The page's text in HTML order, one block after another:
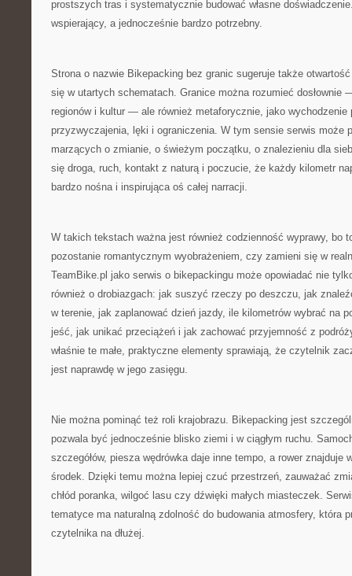
prostszych tras i systematycznie budować własne
wspierający, a jednocześnie bardzo potrzebny.
Strona o nazwie Bikepacking bez granic sugeruje także
się w utartych schematach. Granice można rozumieć dosłownie
regionów i kultur — ale również metaforycznie, jako wychodzenie
przyzwyczajenia, lęki i ograniczenia. W tym sensie serwis może
marzących o zmianie, o świeżym początku, o znalezieniu dla
się droga, ruch, kontakt z naturą i poczucie, że każdy kilometr
bardzo nośna i inspirująca oś całej narracji.
W takich tekstach ważna jest również codzienność wyprawy, bo
pozostanie romantycznym wyobrażeniem, czy zamieni się w
TeamBike.pl jako serwis o bikepackingu może opowiadać nie
również o drobiazgach: jak suszyć rzeczy po deszczu, jak
w terenie, jak zaplanować dzień jazdy, ile kilometrów wybrać na
jeść, jak unikać przeciążeń i jak zachować przyjemność z
właśnie te małe, praktyczne elementy sprawiają, że czytelnik
jest naprawdę w jego zasięgu.
Nie można pominąć też roli krajobrazu. Bikepacking jest
pozwala być jednocześnie blisko ziemi i w ciągłym ruchu.
szczegółów, piesza wędrówka daje inne tempo, a rower znajduje
środek. Dzięki temu można lepiej czuć przestrzeń, zauważać
chłód poranka, wilgoć lasu czy dźwięki małych miasteczek.
tematyce ma naturalną zdolność do budowania atmosfery, która
czytelnika na dłużej.